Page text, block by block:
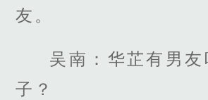
友。
吴南：华芷有男友
子？